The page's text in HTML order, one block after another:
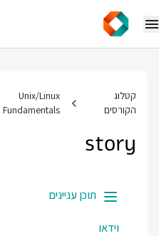
קטלוג
הקורסים
Unix/Linux
Fundamentals
story
תוכן עניינים
וידאו